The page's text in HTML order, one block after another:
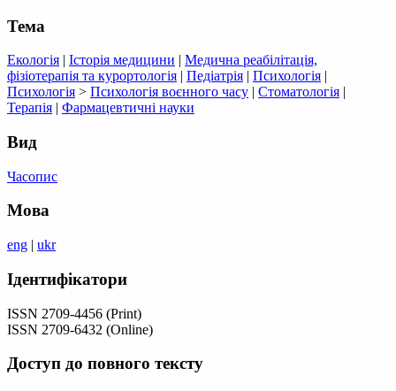
Тема
Екологія | Історія медицини | Медична реабілітація,
фізіотерапія та курортологія | Педіатрія | Психологія |
Психологія > Психологія воєнного часу | Стоматологія |
Терапія | Фармацевтичні науки
Вид
Часопис
Мова
eng | ukr
Ідентифікатори
ISSN 2709-4456 (Print)
ISSN 2709-6432 (Online)
Доступ до повного тексту